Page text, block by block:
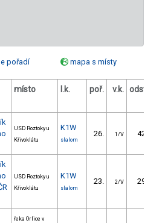
pořadí
mapa s místy
místo l.k. poř. v.k. odstup
USD Roztoky u
Křivoklátu
K1W
slalom
26. 1/V 42.40
USD Roztoky u
Křivoklátu
K1W
slalom
23. 2/V 29.42
řeka Orlice v